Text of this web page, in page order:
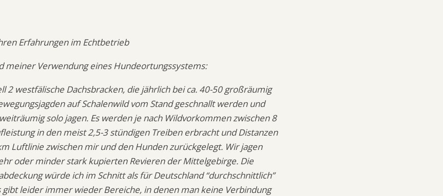
Erfahrungen im Echtbetrieb
meiner Verwendung eines Hundeortungssystems:
2 westfälische Dachsbracken, die jährlich bei ca. 40-50 großräumig
auf Schalenwild vom Stand geschnallt werden und
solo jagen. Es werden je nach Wildvorkommen zwischen 8
in den meist 2,5-3 stündigen Treiben erbracht und Distanzen
Luftlinie zwischen mir und den Hunden zurückgelegt. Wir jagen
oder minder stark kupierten Revieren der Mittelgebirge. Die
würde ich im Schnitt als für Deutschland “durchschnittlich”
gibt leider immer wieder Bereiche, in denen man keine Verbindung